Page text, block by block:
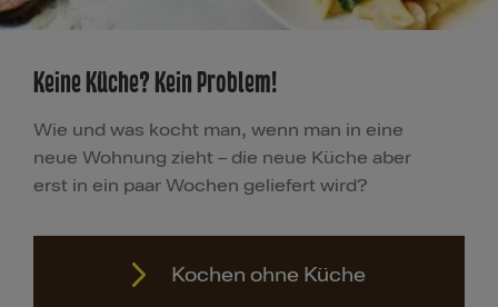
Keine Küche? Kein Problem!
Wie und was kocht man, wenn man in eine
neue Wohnung zieht – die neue Küche aber
erst in ein paar Wochen geliefert wird?
Kochen ohne Küche